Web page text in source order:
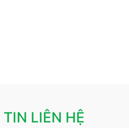
LIÊN HỆ